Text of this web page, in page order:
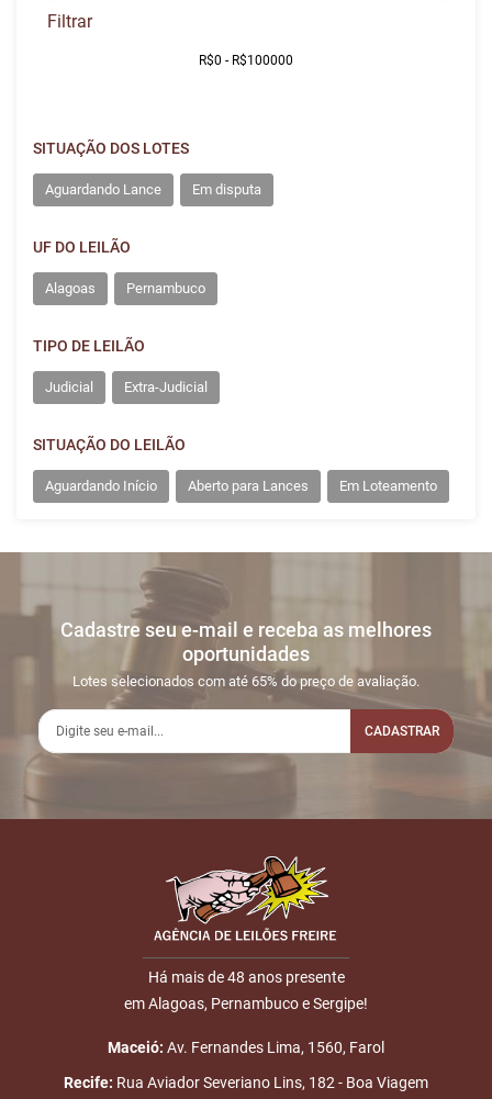
Filtrar
SITUAÇÃO DOS LOTES
Aguardando Lance Em disputa
UF DO LEILÃO
Alagoas Pernambuco
TIPO DE LEILÃO
Judicial Extra-Judicial
SITUAÇÃO DO LEILÃO
Aguardando Início Aberto para Lances Em Loteamento
Cadastre seu e-mail e receba as melhores
oportunidades
Lotes selecionados com até 65% do preço de avaliação.
CADASTRAR
Há mais de 48 anos presente
em Alagoas, Pernambuco e Sergipe!
Maceió: Av. Fernandes Lima, 1560, Farol
Recife: Rua Aviador Severiano Lins, 182 - Boa Viagem